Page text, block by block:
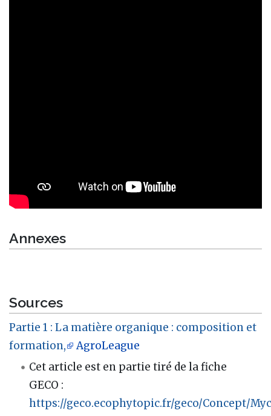
Annexes
Sources
Partie 1 : La matière organique : composition et
formation,
AgroLeague
Cet article est en partie tiré de la fiche
GECO :
https://geco.ecophytopic.fr/geco/Concept/